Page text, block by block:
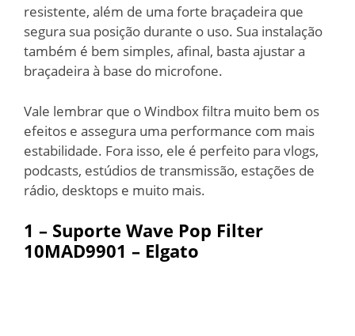
resistente, além de uma forte braçadeira que
segura sua posição durante o uso. Sua instalação
também é bem simples, afinal, basta ajustar a
braçadeira à base do microfone.
Vale lembrar que o Windbox filtra muito bem os
efeitos e assegura uma performance com mais
estabilidade. Fora isso, ele é perfeito para vlogs,
podcasts, estúdios de transmissão, estações de
rádio, desktops e muito mais.
1 – Suporte Wave Pop Filter
10MAD9901 – Elgato